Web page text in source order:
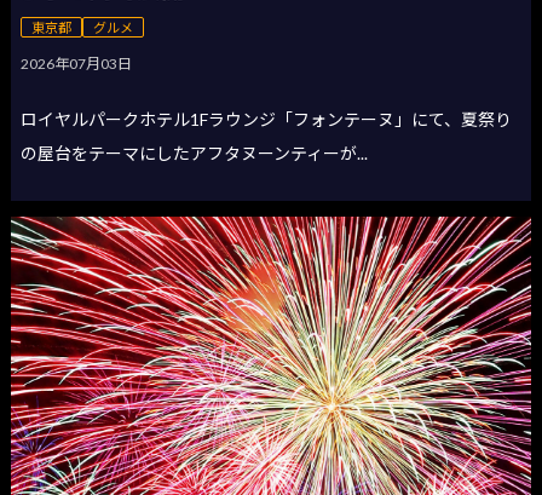
東京都 グルメ
2026年07月03日
ロイヤルパークホテル1Fラウンジ「フォンテーヌ」にて、夏祭り
の屋台をテーマにしたアフタヌーンティーが...